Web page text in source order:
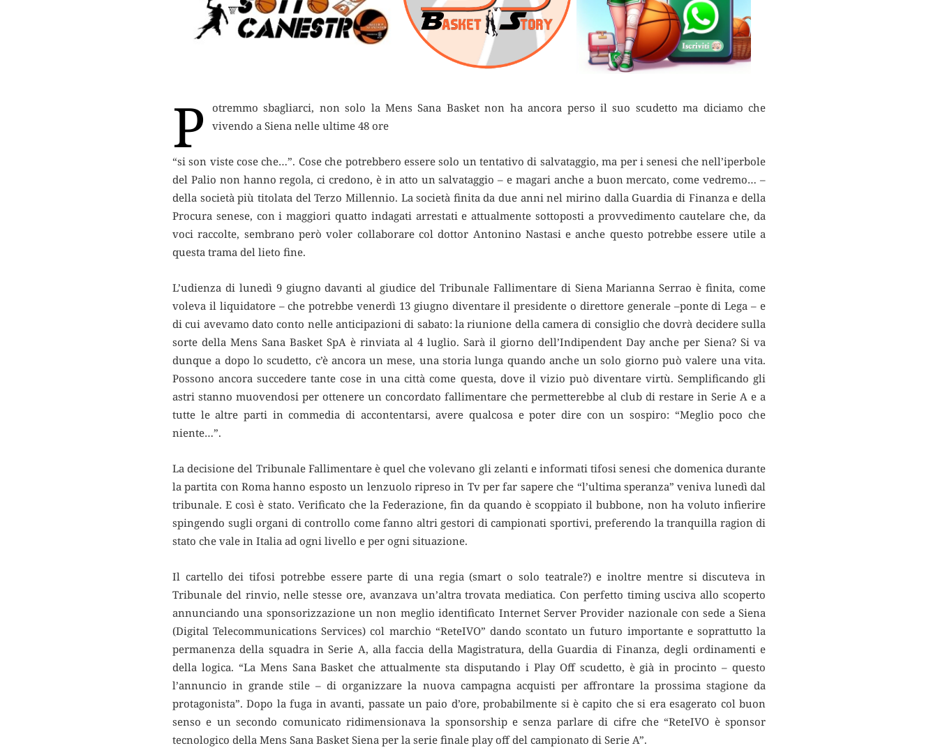
P
otremmo sbagliarci, non solo la Mens Sana Basket non ha ancora perso il suo scudetto ma diciamo che
vivendo a Siena nelle ultime 48 ore
“si son viste cose che…”. Cose che potrebbero essere solo un tentativo di salvataggio, ma per i senesi che nell’iperbole
del Palio non hanno regola, ci credono, è in atto un salvataggio – e magari anche a buon mercato, come vedremo… –
della società più titolata del Terzo Millennio. La società finita da due anni nel mirino dalla Guardia di Finanza e della
Procura senese, con i maggiori quatto indagati arrestati e attualmente sottoposti a provvedimento cautelare che, da
voci raccolte, sembrano però voler collaborare col dottor Antonino Nastasi e anche questo potrebbe essere utile a
questa trama del lieto fine.
L’udienza di lunedì 9 giugno davanti al giudice del Tribunale Fallimentare di Siena Marianna Serrao è finita, come
voleva il liquidatore – che potrebbe venerdì 13 giugno diventare il presidente o direttore generale –ponte di Lega – e
di cui avevamo dato conto nelle anticipazioni di sabato: la riunione della camera di consiglio che dovrà decidere sulla
sorte della Mens Sana Basket SpA è rinviata al 4 luglio. Sarà il giorno dell’Indipendent Day anche per Siena? Si va
dunque a dopo lo scudetto, c’è ancora un mese, una storia lunga quando anche un solo giorno può valere una vita.
Possono ancora succedere tante cose in una città come questa, dove il vizio può diventare virtù. Semplificando gli
astri stanno muovendosi per ottenere un concordato fallimentare che permetterebbe al club di restare in Serie A e a
tutte le altre parti in commedia di accontentarsi, avere qualcosa e poter dire con un sospiro: “Meglio poco che
niente…”.
La decisione del Tribunale Fallimentare è quel che volevano gli zelanti e informati tifosi senesi che domenica durante
la partita con Roma hanno esposto un lenzuolo ripreso in Tv per far sapere che “l’ultima speranza” veniva lunedì dal
tribunale. E così è stato. Verificato che la Federazione, fin da quando è scoppiato il bubbone, non ha voluto infierire
spingendo sugli organi di controllo come fanno altri gestori di campionati sportivi, preferendo la tranquilla ragion di
stato che vale in Italia ad ogni livello e per ogni situazione.
Il cartello dei tifosi potrebbe essere parte di una regia (smart o solo teatrale?) e inoltre mentre si discuteva in
Tribunale del rinvio, nelle stesse ore, avanzava un’altra trovata mediatica. Con perfetto timing usciva allo scoperto
annunciando una sponsorizzazione un non meglio identificato Internet Server Provider nazionale con sede a Siena
(Digital Telecommunications Services) col marchio “ReteIVO” dando scontato un futuro importante e soprattutto la
permanenza della squadra in Serie A, alla faccia della Magistratura, della Guardia di Finanza, degli ordinamenti e
della logica. “La Mens Sana Basket che attualmente sta disputando i Play Off scudetto, è già in procinto – questo
l’annuncio in grande stile – di organizzare la nuova campagna acquisti per affrontare la prossima stagione da
protagonista”. Dopo la fuga in avanti, passate un paio d’ore, probabilmente si è capito che si era esagerato col buon
senso e un secondo comunicato ridimensionava la sponsorship e senza parlare di cifre che “ReteIVO è sponsor
tecnologico della Mens Sana Basket Siena per la serie finale play off del campionato di Serie A”.